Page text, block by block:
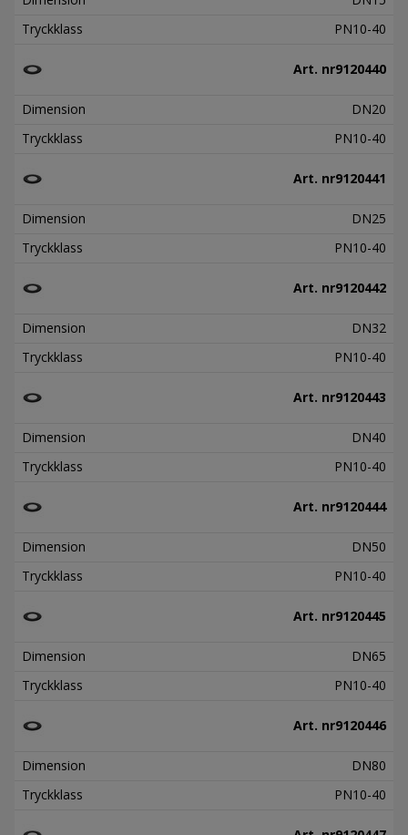
Tryckklass
PN10-40
Art. nr9120440
Dimension
DN20
Tryckklass
PN10-40
Art. nr9120441
Dimension
DN25
Tryckklass
PN10-40
Art. nr9120442
Dimension
DN32
Tryckklass
PN10-40
Art. nr9120443
Dimension
DN40
Tryckklass
PN10-40
Art. nr9120444
Dimension
DN50
Tryckklass
PN10-40
Art. nr9120445
Dimension
DN65
Tryckklass
PN10-40
Art. nr9120446
Dimension
DN80
Tryckklass
PN10-40